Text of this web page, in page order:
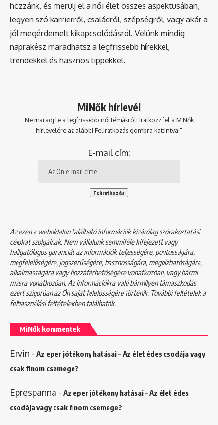
hozzánk, és merülj el a női élet összes aspektusában,
legyen szó karrierről, családról, szépségről, vagy akár a
jól megérdemelt kikapcsolódásról. Velünk mindig
naprakész maradhatsz a legfrissebb hírekkel,
trendekkel és hasznos tippekkel.
MiNők hírlevél
Ne maradj le a legfrissebb női témákról! Iratkozz fel a MiNők
hírlevelére az alábbi Feliratkozás gombra kattintva!"
E-mail cím:
Az ezen a weboldalon található információk kizárólag szórakoztatási
célokat szolgálnak. Nem vállalunk semmiféle kifejezett vagy
hallgatólagos garanciát az információk teljességére, pontosságára,
megfelelőségére, jogszerűségére, hasznosságára, megbízhatóságára,
alkalmasságára vagy hozzáférhetőségére vonatkozóan, vagy bármi
másra vonatkozóan. Az információkra való bármilyen támaszkodás
ezért szigorúan az Ön saját felelősségére történik. További feltételek a
felhasználási feltételekbentalálhatók.
MiNők kommentek
Ervin - Az eper jótékony hatásai – Az élet édes csodája vagy
csak finom csemege?
Eprespanna - Az eper jótékony hatásai – Az élet édes
csodája vagy csak finom csemege?